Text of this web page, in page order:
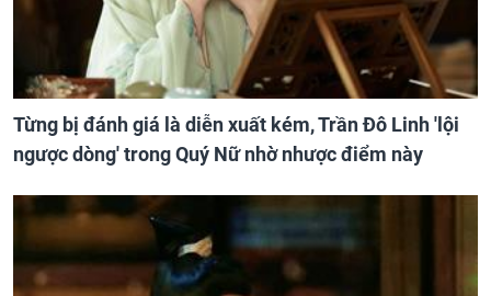
Từng bị đánh giá là diễn xuất kém, Trần Đô Linh 'lội
ngược dòng' trong Quý Nữ nhờ nhược điểm này